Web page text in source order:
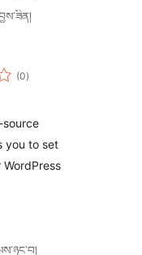
(0གདེང་
འཇོག་
)
you to set